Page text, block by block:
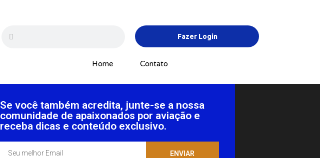
Fazer Login
Home Contato
Se você também acredita, junte-se a nossa
comunidade de apaixonados por aviação e
receba dicas e conteúdo exclusivo.
ENVIAR